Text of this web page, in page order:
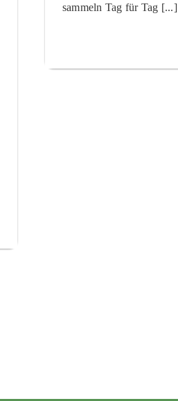
sammeln Tag für Tag [...]